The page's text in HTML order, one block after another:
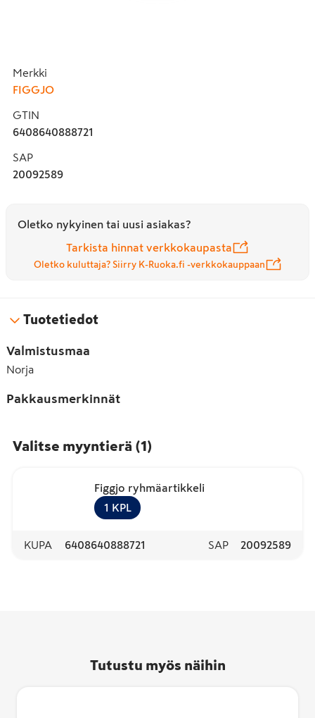
Merkki
FIGGJO
GTIN
6408640888721
SAP
20092589
Oletko nykyinen tai uusi asiakas?
Tarkista hinnat verkkokaupasta
Oletko kuluttaja? Siirry K-Ruoka.fi -verkkokauppaan
Tuotetiedot
Valmistusmaa
Norja
Pakkausmerkinnät
Valitse myyntierä (1)
Figgjo ryhmäartikkeli
1 KPL
KUPA 6408640888721 SAP 20092589
Tutustu myös näihin